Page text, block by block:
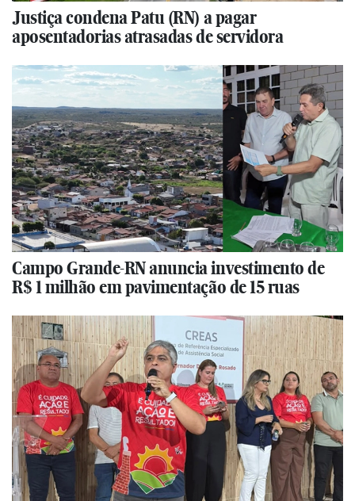
Justiça condena Patu (RN) a pagar
aposentadorias atrasadas de servidora
Campo Grande-RN anuncia investimento de
R$ 1 milhão em pavimentação de 15 ruas